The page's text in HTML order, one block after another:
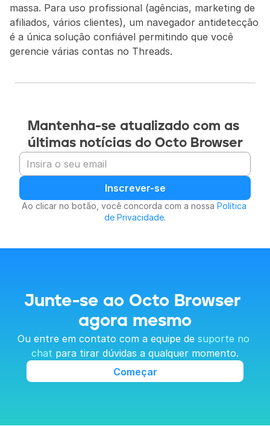
massa. Para uso profissional (agências, marketing de
afiliados, vários clientes), um navegador antidetecção
é a única solução confiável permitindo que você
gerencie várias contas no Threads.
Mantenha-se atualizado com as
últimas notícias do Octo Browser
Inscrever-se
Ao clicar no botão, você concorda com a nossa Política
de Privacidade.
Junte-se ao Octo Browser
agora mesmo
Ou entre em contato com a equipe de suporte no
chat para tirar dúvidas a qualquer momento.
Começar